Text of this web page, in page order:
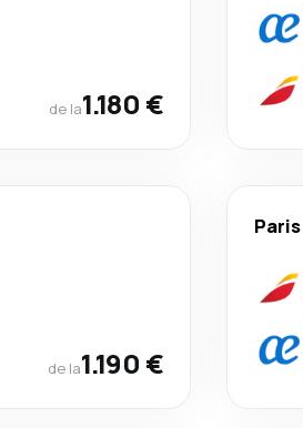
de la1.180 €
de la1.190 €
Paris